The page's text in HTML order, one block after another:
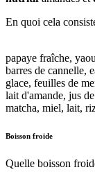
En quoi cela
papaye fraîche,
barres de cannelle,
glace, feuilles de
lait d'amande, jus
matcha, miel, lait,
Boisson froide
Quelle boisson